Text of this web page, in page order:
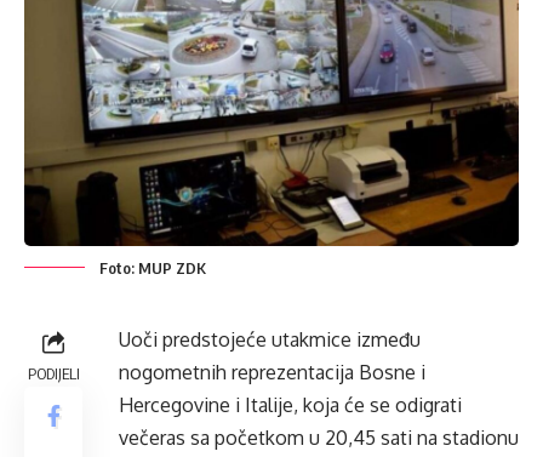
Foto: MUP ZDK
PODIJELI
Uoči predstojeće utakmice između
nogometnih reprezentacija Bosne i
Hercegovine i Italije, koja će se odigrati
večeras sa početkom u 20,45 sati na stadionu